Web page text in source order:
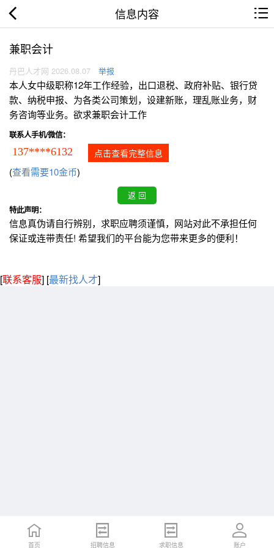
信息内容
兼职会计
丹巴人才网 2026.08.07 举报
本人女中级职称12年工作经验，出口退税、政府补贴、银行贷
款、纳税申报、为各类公司策划，设建新账，理乱账业务，财
务咨询等业务。欲求兼职会计工作
联系人手机/微信：
137****6132 点击查看完整信息
(查看需要10金币)
特此声明：
信息真伪请自行辨别，求职应聘须谨慎，网站对此不承担任何
保证或连带责任! 希望我们的平台能为您带来更多的便利！
[联系客服] [最新找人才]
首页 招聘信息 求职信息 账户